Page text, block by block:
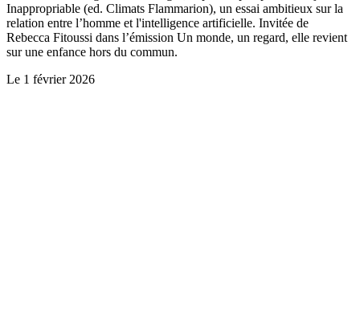
Inappropriable (ed. Climats Flammarion), un essai ambitieux sur la
relation entre l’homme et l'intelligence artificielle. Invitée de
Rebecca Fitoussi dans l’émission Un monde, un regard, elle revient
sur une enfance hors du commun.
Le 1 février 2026